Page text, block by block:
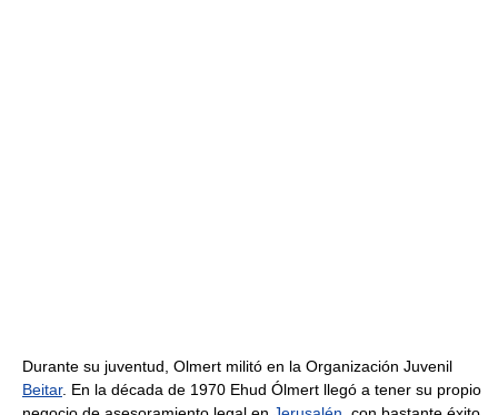
Durante su juventud, Olmert militó en la Organización Juvenil
Beitar. En la década de 1970 Ehud Ólmert llegó a tener su propio